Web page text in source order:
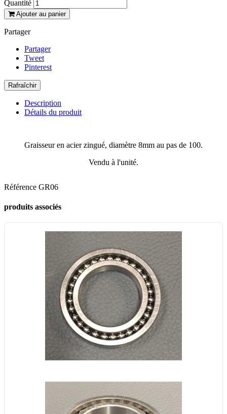
Quantité
Ajouter au panier
Partager
Partager
Tweet
Pinterest
Description
Détails du produit
Graisseur en acier zingué, diamètre 8mm au pas de 100.
Vendu à l'unité.
Référence GR06
produits associés